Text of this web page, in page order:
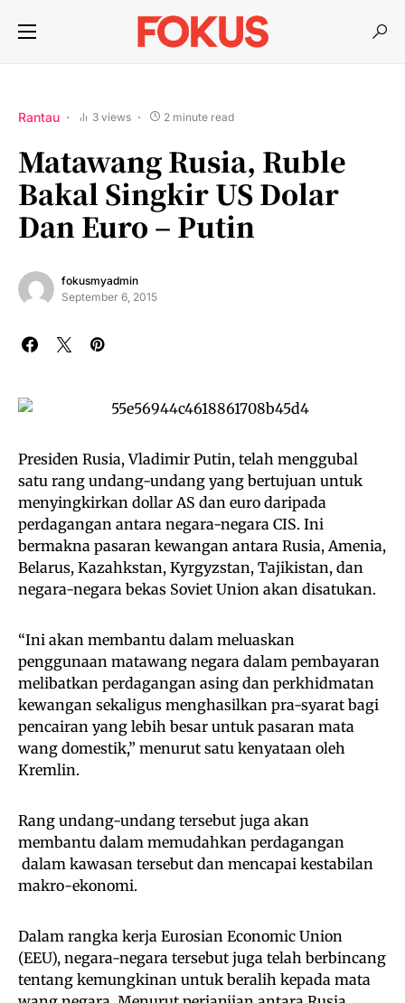
Rantau 3 views 2 minute read
Matawang Rusia, Ruble
Bakal Singkir US Dolar
Dan Euro – Putin
fokusmyadmin
September 6, 2015
Presiden Rusia, Vladimir Putin, telah menggubal
satu rang undang-undang yang bertujuan untuk
menyingkirkan dollar AS dan euro daripada
perdagangan antara negara-negara CIS. Ini
bermakna pasaran kewangan antara Rusia, Amenia,
Belarus, Kazahkstan, Kyrgyzstan, Tajikistan, dan
negara-negara bekas Soviet Union akan disatukan.
“Ini akan membantu dalam meluaskan
penggunaan matawang negara dalam pembayaran
melibatkan perdagangan asing dan perkhidmatan
kewangan sekaligus menghasilkan pra-syarat bagi
pencairan yang lebih besar untuk pasaran mata
wang domestik,” menurut satu kenyataan oleh
Kremlin.
Rang undang-undang tersebut juga akan
membantu dalam memudahkan perdagangan
dalam kawasan tersebut dan mencapai kestabilan
makro-ekonomi.
Dalam rangka kerja Eurosian Economic Union
(EEU), negara-negara tersebut juga telah berbincang
tentang kemungkinan untuk beralih kepada mata